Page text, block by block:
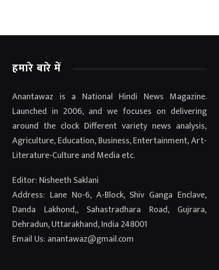
हमारे बारे में
Anantawaz is a National Hindi News Magazine.
Launched in 2006, and we focuses on delivering
around the clock Different variety news analysis,
Agriculture, Education, Business, Entertainment, Art-
Literature-Culture and Media etc.
Editor: Nisheeth Saklani
Address: Lane No-6, A-Block, Shiv Ganga Enclave,
Danda Lakhond,, Sahastradhara Road, Gujrara,
Dehradun, Uttarakhand, India 248001
Email Us: anantawaz@gmail.com